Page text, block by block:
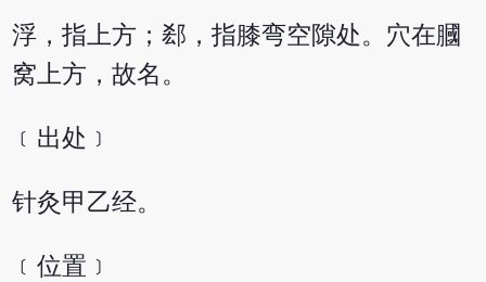
浮，指上方；郄，指膝弯空隙处。穴在膕
窝上方，故名。
﹝出处﹞
针灸甲乙经。
﹝位置﹞